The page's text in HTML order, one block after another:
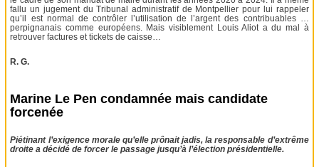
fallu un jugement du Tribunal administratif de Montpellier pour lui rappeler
qu’il est normal de contrôler l’utilisation de l’argent des contribuables …
perpignanais comme européens. Mais visiblement Louis Aliot a du mal à
retrouver factures et tickets de caisse…
R. G.
Marine Le Pen condamnée mais candidate
forcenée
Piétinant l’exigence morale qu’elle prônait jadis, la responsable d’extrême
droite a décidé de forcer le passage jusqu’à l’élection présidentielle.